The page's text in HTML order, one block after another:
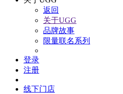
返回
关于UGG
品牌故事
限量联名系列
登录
注册
线下门店